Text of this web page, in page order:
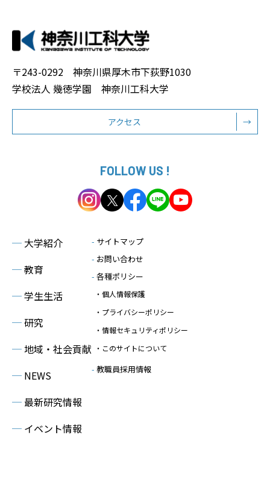
〒243-0292 神奈川県厚木市下荻野1030
学校法人 幾徳学園 神奈川工科大学
アクセス →
FOLLOW US !
─ 大学紹介
─教育
─学生生活
─研究
─地域・社会貢献
─ NEWS
─ 最新研究情報
─ イベント情報
- サイトマップ
- お問い合わせ
- 各種ポリシー
・個人情報保護
・プライバシーポリシー
・情報セキュリティポリシー
・このサイトについて
- 教職員採用情報